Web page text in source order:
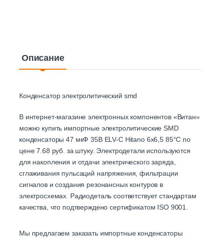
Описание
Конденсатор электролитический smd
В интернет-магазине электронных компонентов «Витан»
можно купить импортные электролитические SMD
конденсаторы 47 мкФ 35В ELV-C Hitano 6х6,5 85°C по
цене 7.68 руб. за штуку. Электродетали используются
для накопления и отдачи электрического заряда,
сглаживания пульсаций напряжения, фильтрации
сигналов и создания резонансных контуров в
электросхемах. Радиодеталь соответствует стандартам
качества, что подтверждено сертификатом ISO 9001.
Мы предлагаем заказать импортные конденсаторы